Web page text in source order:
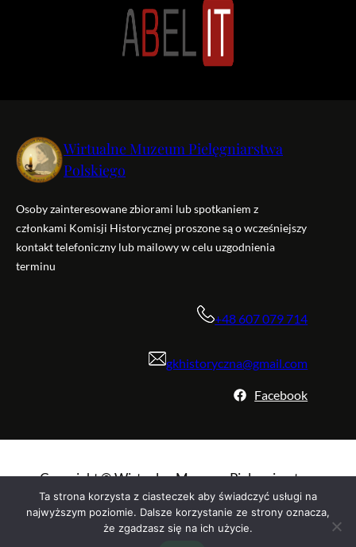
Wirtualne Muzeum Pielęgniarstwa
Polskiego
Osoby zainteresowane zbiorami lub spotkaniem z
członkami Komisji Historycznej proszone są o wcześniejszy
kontakt telefoniczny lub mailowy w celu uzgodnienia
terminu
+48 607 079 714
gkhistoryczna@gmail.com
Facebook
Copyright © Wirtualne Muzeum Pielęgniarstwa
Polskiego. Wszelkie prawa zastrzeżone.
Ta strona korzysta z ciasteczek aby świadczyć usługi na
najwyższym poziomie. Dalsze korzystanie ze strony oznacza,
że zgadzasz się na ich użycie.